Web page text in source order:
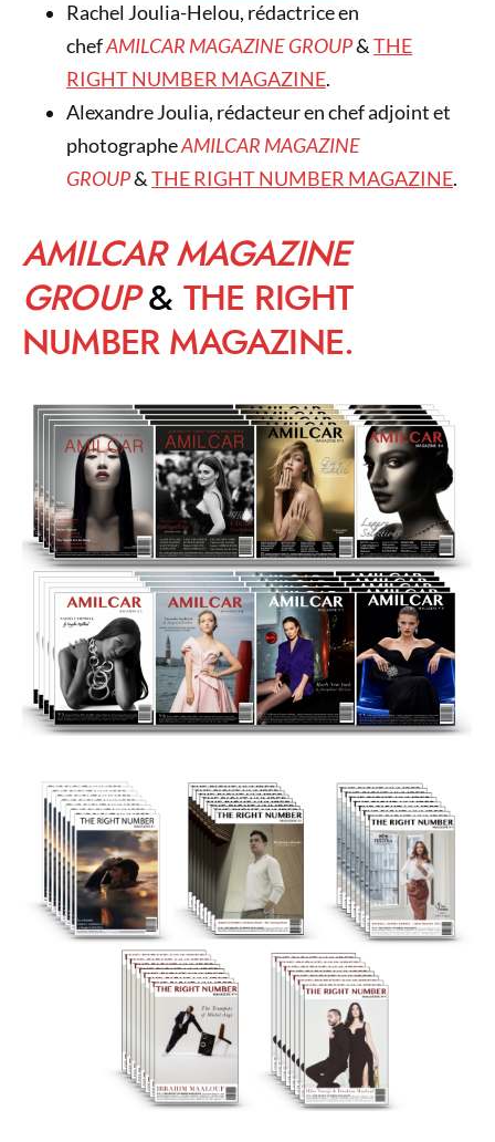
Rachel Joulia-Helou, rédactrice en
chefAMILCAR MAGAZINE GROUP&THE
RIGHT NUMBER MAGAZINE.
Alexandre Joulia, rédacteur en chef adjoint et
photographeAMILCAR MAGAZINE
GROUP&THE RIGHT NUMBER MAGAZINE.
AMILCAR MAGAZINE
GROUP& THE RIGHT
NUMBER MAGAZINE.